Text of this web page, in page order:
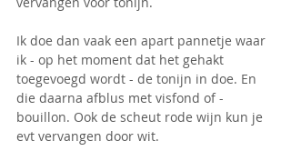
Ik doe dan vaak een apart pannetje waar
ik - op het moment dat het gehakt
toegevoegd wordt - de tonijn in doe. En
die daarna afblus met visfond of -
bouillon. Ook de scheut rode wijn kun je
evt vervangen door wit.